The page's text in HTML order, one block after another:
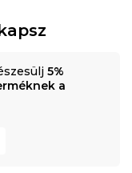
5%
a